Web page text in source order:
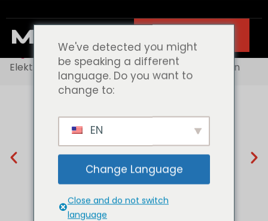
Startseite
Portfolios
Lagerhaus-Gabelstapler
Elektro-Gabelhubwagen ME Serie 2.0-4.0Tonnen
We've detected you might
be speaking a different
language. Do you want to
change to:
EN
Change Language
Close and do not switch
language